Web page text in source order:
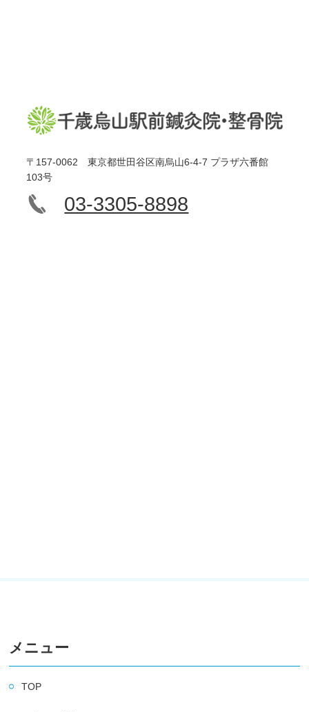
〒157-0062 東京都世田谷区南烏山6-4-7 プラザ六番館
103号
03-3305-8898
メニュー
TOP